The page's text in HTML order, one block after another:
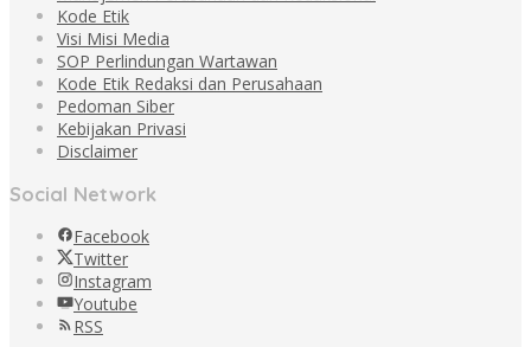
Kode Etik
Visi Misi Media
SOP Perlindungan Wartawan
Kode Etik Redaksi dan Perusahaan
Pedoman Siber
Kebijakan Privasi
Disclaimer
Social Network
Facebook
Twitter
Instagram
Youtube
RSS